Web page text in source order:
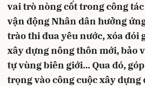
vai trò nòng cốt trong công
vận động Nhân dân hưởng
trào thi đua yêu nước, xóa đói
xây dựng nông thôn mới, bảo
tự vùng biên giới... Qua đó,
trọng vào công cuộc xây dựng